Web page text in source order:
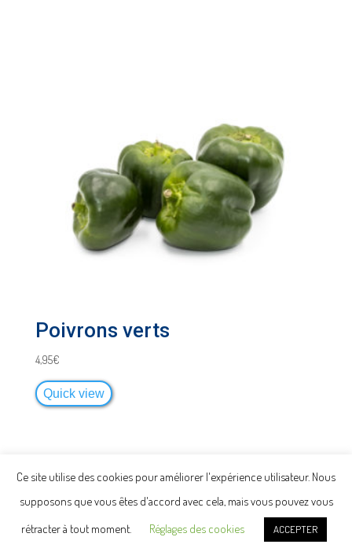
Poivrons verts
4,95€
Quick view
Politique de confidentialité -Mentions
Légales -Conditions Générales de Vente
Ce site utilise des cookies pour améliorer l'expérience utilisateur. Nous
supposons que vous êtes d'accord avec cela, mais vous pouvez vous
rétracter à tout moment.
Réglages des cookies ACCEPTER